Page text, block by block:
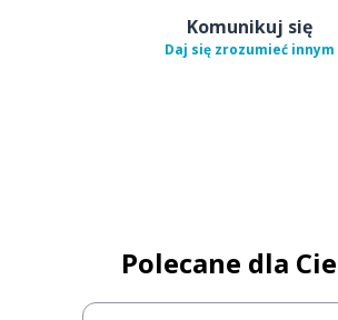
Komunikuj się
Daj się zrozumieć innym
Polecane dla